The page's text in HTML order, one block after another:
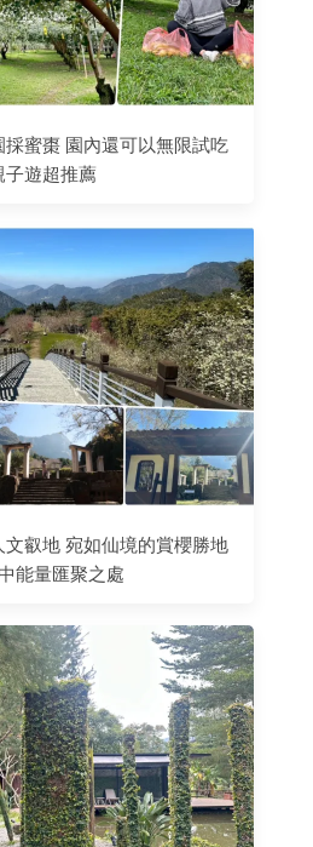
蜜棗 園內還可以無限試吃
子遊超推薦
叡地 宛如仙境的賞櫻勝地
能量匯聚之處